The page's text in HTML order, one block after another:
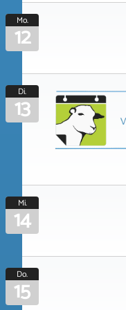
Mo.
12
Di.
13
Mi.
14
Do.
15